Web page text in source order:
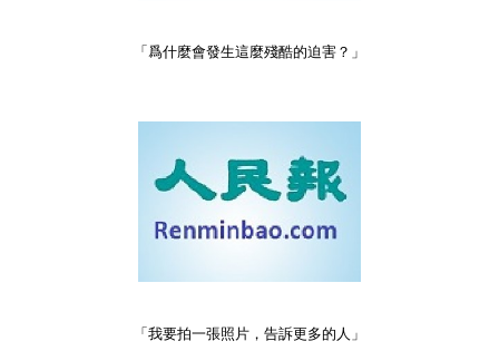
「爲什麼會發生這麼殘酷的迫害？」
「我要拍一張照片，告訴更多的人」